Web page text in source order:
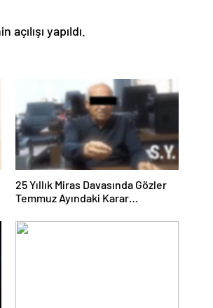
25 Yıllık Miras Davasında Gözler
Temmuz Ayındaki Karar
Duruşmasına Çevrildi